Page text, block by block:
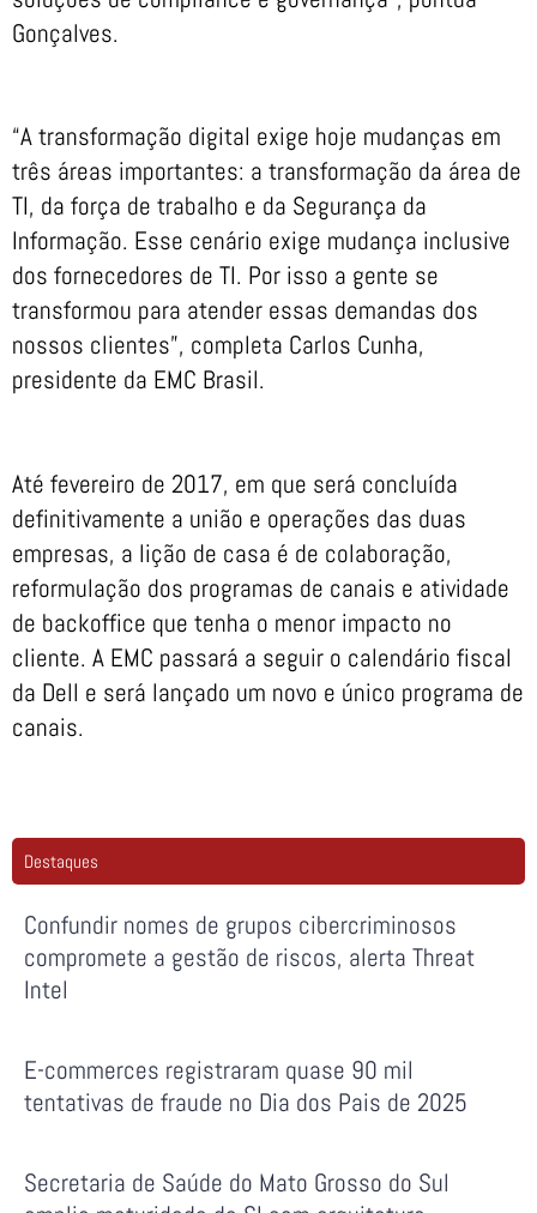
Gonçalves.
“A transformação digital exige hoje mudanças em
três áreas importantes: a transformação da área de
TI, da força de trabalho e da Segurança da
Informação. Esse cenário exige mudança inclusive
dos fornecedores de TI. Por isso a gente se
transformou para atender essas demandas dos
nossos clientes”, completa Carlos Cunha,
presidente da EMC Brasil.
Até fevereiro de 2017, em que será concluída
definitivamente a união e operações das duas
empresas, a lição de casa é de colaboração,
reformulação dos programas de canais e atividade
de backoffice que tenha o menor impacto no
cliente. A EMC passará a seguir o calendário fiscal
da Dell e será lançado um novo e único programa de
canais.
Destaques
Confundir nomes de grupos cibercriminosos
compromete a gestão de riscos, alerta Threat
Intel
E-commerces registraram quase 90 mil
tentativas de fraude no Dia dos Pais de 2025
Secretaria de Saúde do Mato Grosso do Sul